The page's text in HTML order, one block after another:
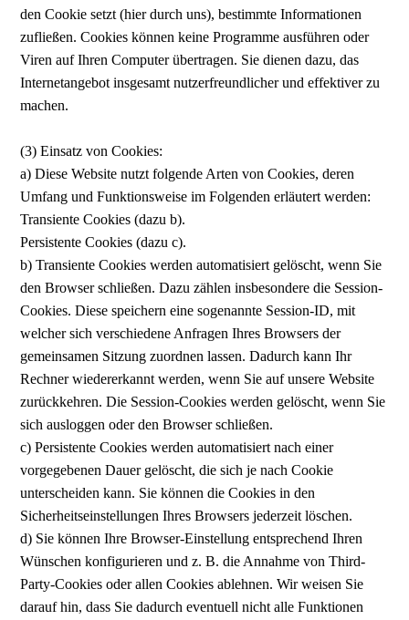
den Cookie setzt (hier durch uns), bestimmte Informationen
zufließen. Cookies können keine Programme ausführen oder
Viren auf Ihren Computer übertragen. Sie dienen dazu, das
Internetangebot insgesamt nutzerfreundlicher und effektiver zu
machen.
(3) Einsatz von Cookies:
a) Diese Website nutzt folgende Arten von Cookies, deren
Umfang und Funktionsweise im Folgenden erläutert werden:
Transiente Cookies (dazu b).
Persistente Cookies (dazu c).
b) Transiente Cookies werden automatisiert gelöscht, wenn Sie
den Browser schließen. Dazu zählen insbesondere die Session-
Cookies. Diese speichern eine sogenannte Session-ID, mit
welcher sich verschiedene Anfragen Ihres Browsers der
gemeinsamen Sitzung zuordnen lassen. Dadurch kann Ihr
Rechner wiedererkannt werden, wenn Sie auf unsere Website
zurückkehren. Die Session-Cookies werden gelöscht, wenn Sie
sich ausloggen oder den Browser schließen.
c) Persistente Cookies werden automatisiert nach einer
vorgegebenen Dauer gelöscht, die sich je nach Cookie
unterscheiden kann. Sie können die Cookies in den
Sicherheitseinstellungen Ihres Browsers jederzeit löschen.
d) Sie können Ihre Browser-Einstellung entsprechend Ihren
Wünschen konfigurieren und z. B. die Annahme von Third-
Party-Cookies oder allen Cookies ablehnen. Wir weisen Sie
darauf hin, dass Sie dadurch eventuell nicht alle Funktionen